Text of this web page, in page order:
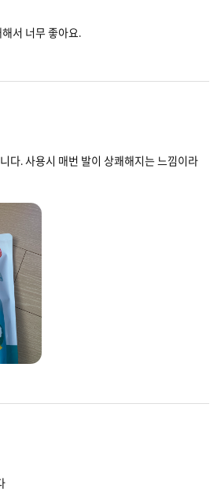
서 너무 좋아요.
다. 사용시 매번 발이 상쾌해지는 느낌이라